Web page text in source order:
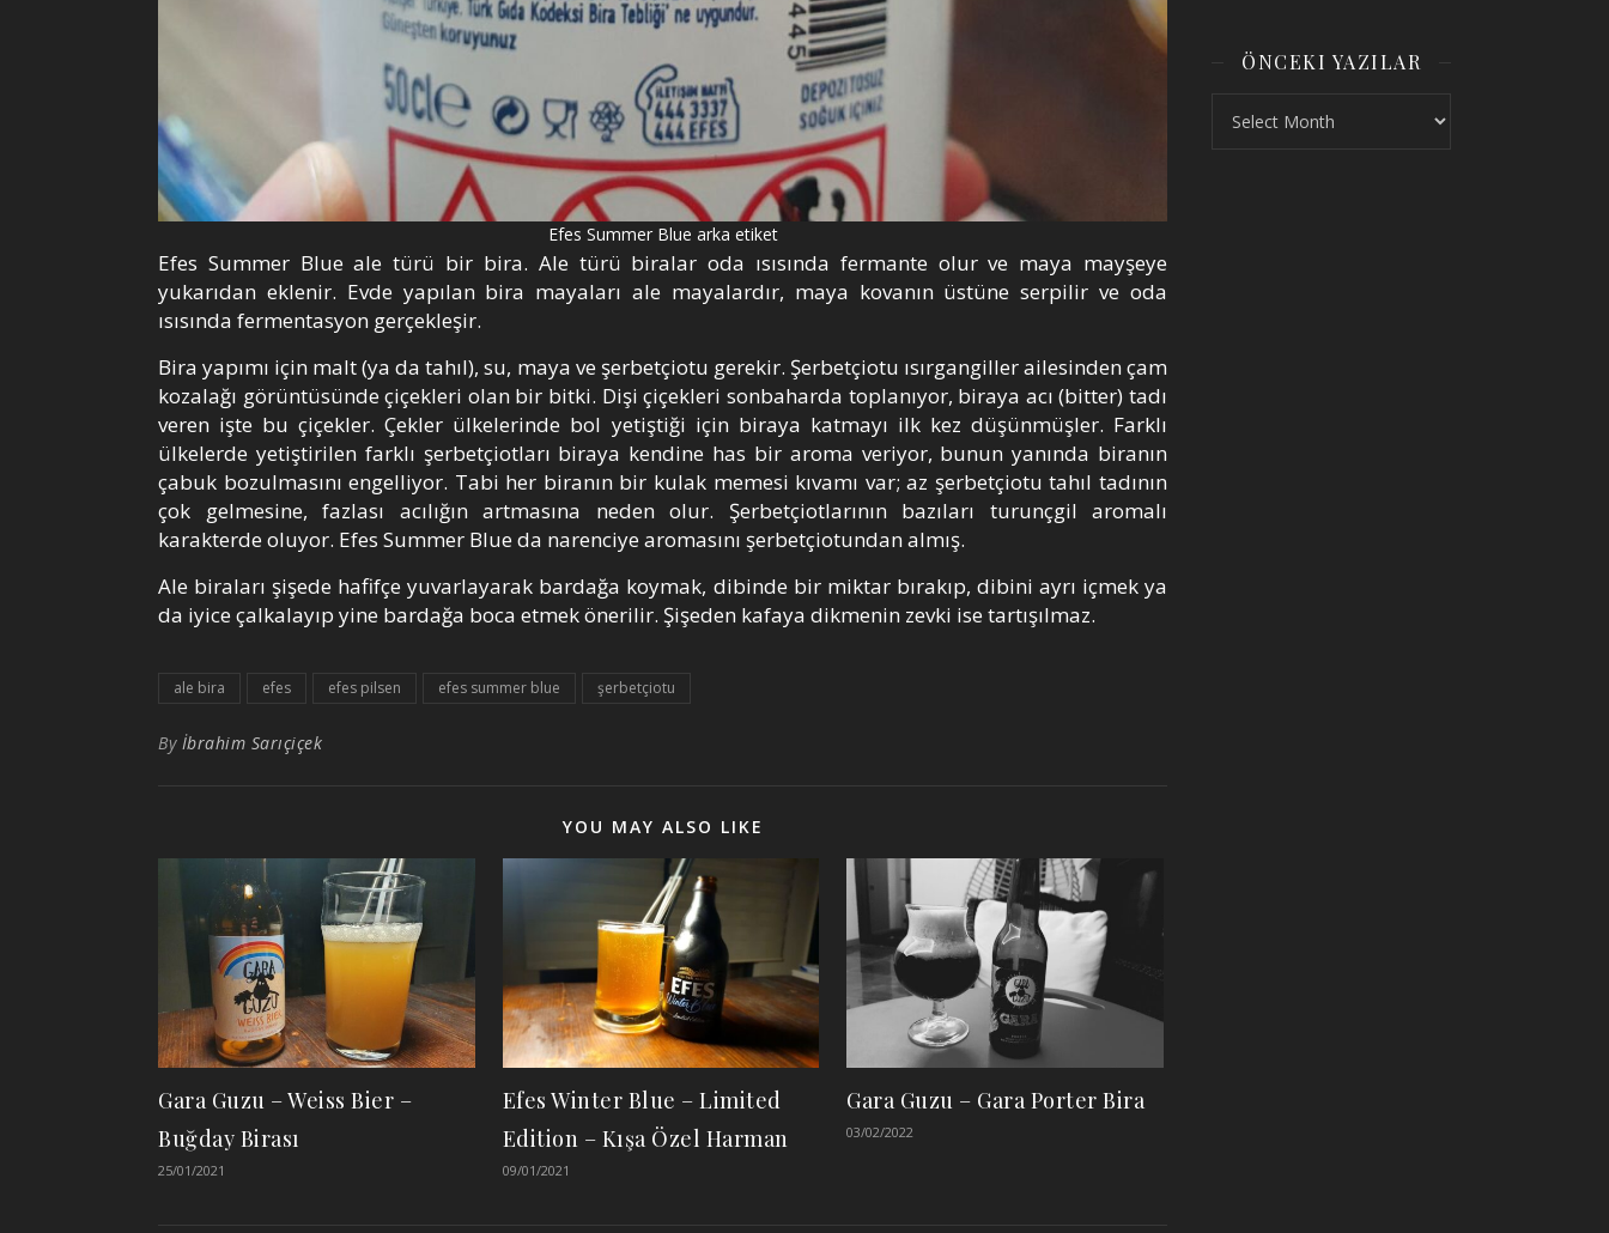
Efes Summer Blue arka etiket
Efes Summer Blue ale türü bir bira. Ale türü biralar oda ısısında fermante olur ve maya mayşeye
yukarıdan eklenir. Evde yapılan bira mayaları ale mayalardır, maya kovanın üstüne serpilir ve oda
ısısında fermentasyon gerçekleşir.
Bira yapımı için malt (ya da tahıl), su, maya ve şerbetçiotu gerekir. Şerbetçiotu ısırgangiller ailesinden çam
kozalağı görüntüsünde çiçekleri olan bir bitki. Dişi çiçekleri sonbaharda toplanıyor, biraya acı (bitter) tadı
veren işte bu çiçekler. Çekler ülkelerinde bol yetiştiği için biraya katmayı ilk kez düşünmüşler. Farklı
ülkelerde yetiştirilen farklı şerbetçiotları biraya kendine has bir aroma veriyor, bunun yanında biranın
çabuk bozulmasını engelliyor. Tabi her biranın bir kulak memesi kıvamı var; az şerbetçiotu tahıl tadının
çok gelmesine, fazlası acılığın artmasına neden olur. Şerbetçiotlarının bazıları turunçgil aromalı
karakterde oluyor. Efes Summer Blue da narenciye aromasını şerbetçiotundan almış.
Ale biraları şişede hafifçe yuvarlayarak bardağa koymak, dibinde bir miktar bırakıp, dibini ayrı içmek ya
da iyice çalkalayıp yine bardağa boca etmek önerilir. Şişeden kafaya dikmenin zevki ise tartışılmaz.
ale bira efes efes pilsen efes summer blue şerbetçiotu
By İbrahim Sarıçiçek
YOU MAY ALSO LIKE
Gara Guzu – Weiss Bier –
Buğday Birası
25/01/2021
Efes Winter Blue – Limited
Edition – Kışa Özel Harman
09/01/2021
Gara Guzu – Gara Porter Bira
03/02/2022
ÖNCEKI YAZILAR